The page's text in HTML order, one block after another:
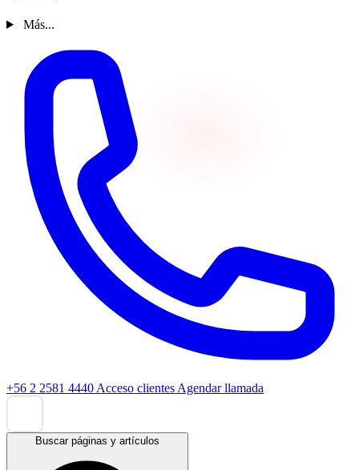
Más...
+56 2 2581 4440 Acceso clientes Agendar llamada
Buscar páginas y artículos